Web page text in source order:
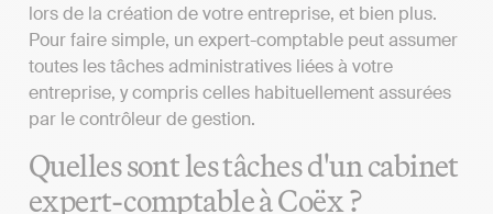
lors de la création de votre entreprise, et bien plus.
Pour faire simple, un expert-comptable peut assumer
toutes les tâches administratives liées à votre
entreprise, y compris celles habituellement assurées
par le contrôleur de gestion.
Quelles sont les tâches d'un cabinet
expert-comptable à Coëx ?